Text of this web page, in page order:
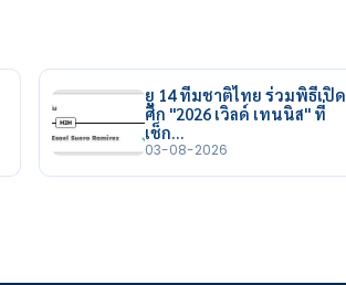
ยู 14 ทีมชาติไทย ร่วมพิธีเปิด
ศึก "2026 เวิลด์ เทนนิส" ที่
เช็ก…
03-08-2026